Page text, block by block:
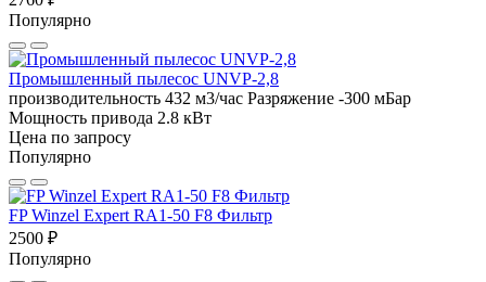
Популярно
Промышленный пылесос UNVP-2,8
производительность 432 м3/час Разряжение -300 мБар
Мощность привода 2.8 кВт
Цена по запросу
Популярно
FP Winzel Expert RA1-50 F8 Фильтр
2500 ₽
Популярно